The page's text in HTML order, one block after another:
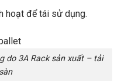
hoạt để tái sử dụng.
do 3A Rack sản xuất – tải